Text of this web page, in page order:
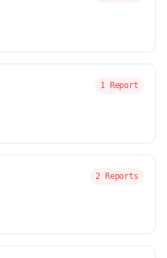
1 Report
2 Reports